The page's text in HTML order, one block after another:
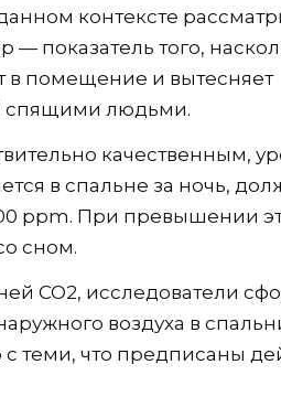
данном контексте
— показатель того,
в помещение и вытесняет
спящими людьми.
качественным,
в спальне за ночь,
ppm. При превышении
сном.
CO2, исследователи
воздуха в
теми, что предписаны